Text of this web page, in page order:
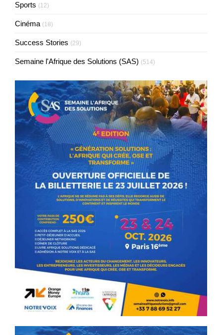
Sports (12)
Cinéma (18)
Success Stories (29)
Semaine l'Afrique des Solutions (SAS) (514)